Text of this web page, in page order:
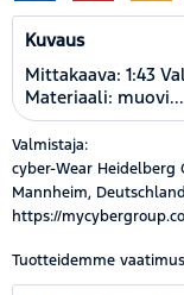
Kuvaus
Mittakaava: 1:43
Materiaali: muovi...
Valmistaja:
cyber-Wear Heidelberg
Mannheim,
https://
Tuotteidemme